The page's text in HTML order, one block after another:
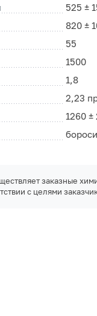
525 ±
820 ±
55
1500
1,8
2,23
1260
заказные
с целями